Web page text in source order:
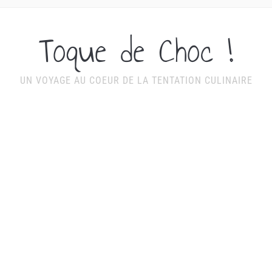
Toque de Choc !
UN VOYAGE AU COEUR DE LA TENTATION CULINAIRE